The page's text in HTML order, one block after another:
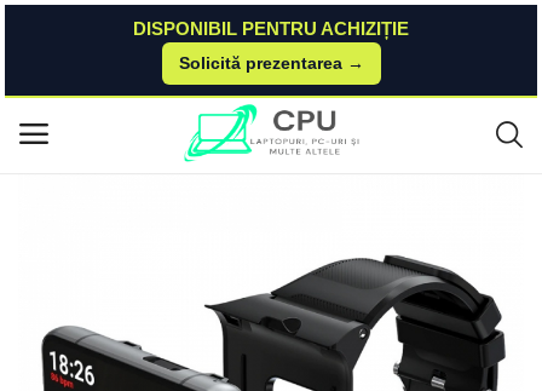
DISPONIBIL PENTRU ACHIZIȚIE
Solicită prezentarea →
Meniu principal
Listă de dorințe
Contact
Bratari Si Ceasuri Sport
Bratara din TPU cu suport Negru pentru smartwatch STAR S999 Star